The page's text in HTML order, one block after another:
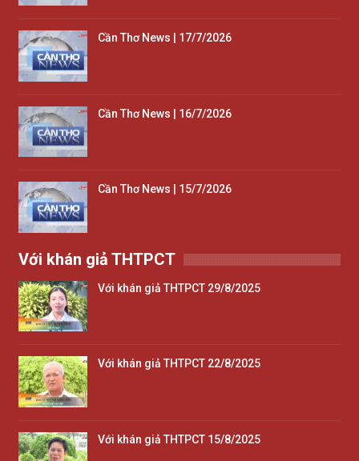
Cần Thơ News | 17/7/2026
Cần Thơ News | 16/7/2026
Cần Thơ News | 15/7/2026
Với khán giả THTPCT
Với khán giả THTPCT 29/8/2025
Với khán giả THTPCT 22/8/2025
Với khán giả THTPCT 15/8/2025